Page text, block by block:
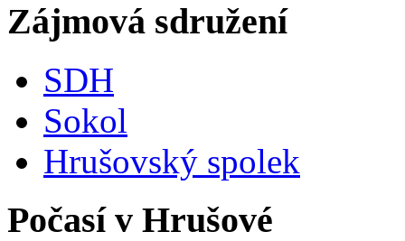
Zájmová sdružení
SDH
Sokol
Hrušovský spolek
Počasí v Hrušové